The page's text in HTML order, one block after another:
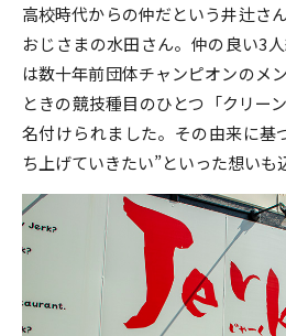
高校時代からの仲だという井辻さ
おじさまの水田さん。仲の良い3
は数十年前団体チャンピオンのメ
ときの競技種目のひとつ「クリー
名付けられました。その由来に基
ち上げていきたい”といった想いも